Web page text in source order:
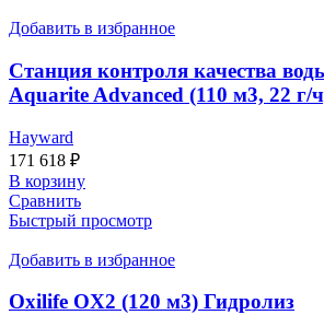
Добавить в избранное
Станция контроля качества
Aquarite Advanced (110 м3, 22 г/
Hayward
171 618 ₽
В корзину
Сравнить
Быстрый просмотр
Добавить в избранное
Oxilife OX2 (120 м3) Гидролиз